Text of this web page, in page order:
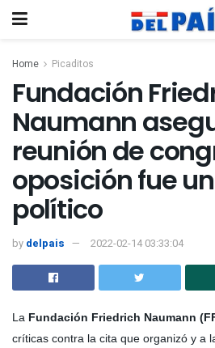
Home Picaditos
Fundación
Naumann
reunión de
oposición fue
político
by delpais 2022-02-14 03:33:04
La Fundación Friedrich Naumann
críticas contra la cita que organizó y a